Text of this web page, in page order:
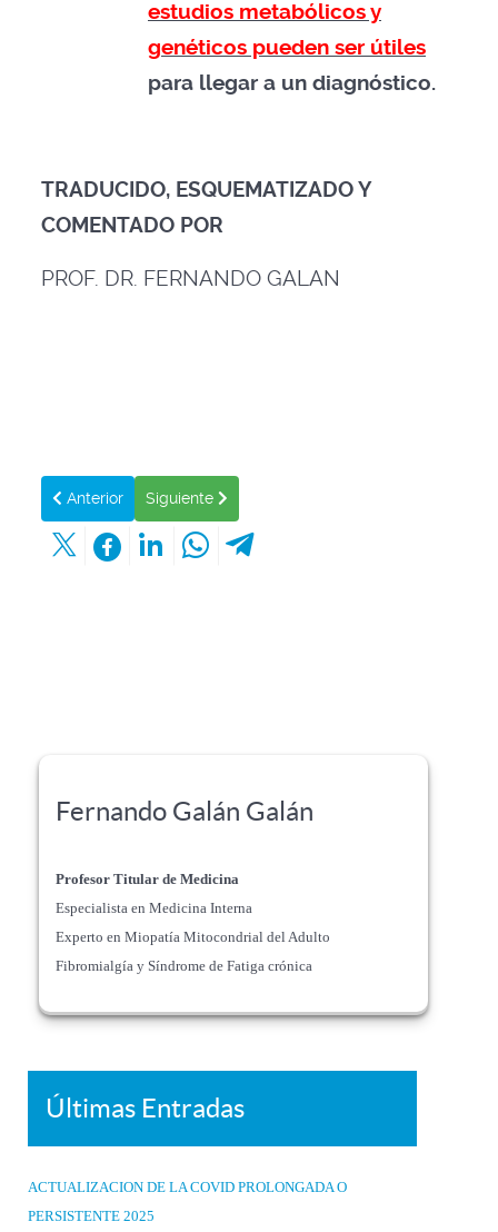
estudios metabólicos y
genéticos pueden ser útiles
para llegar a un diagnóstico.
TRADUCIDO, ESQUEMATIZADO Y
COMENTADO POR
PROF. DR. FERNANDO GALAN
Artículo anterior: ERRORES COMUNES EN LA
Anterior Artículo siguiente: GUÍA PARA VALORACIÓN DE
Siguiente
Fernando Galán Galán
Profesor Titular de Medicina
Especialista en Medicina Interna
Experto en Miopatía Mitocondrial del Adulto
Fibromialgía y Síndrome de Fatiga crónica
Últimas Entradas
ACTUALIZACION DE LA COVID PROLONGADA O
PERSISTENTE 2025